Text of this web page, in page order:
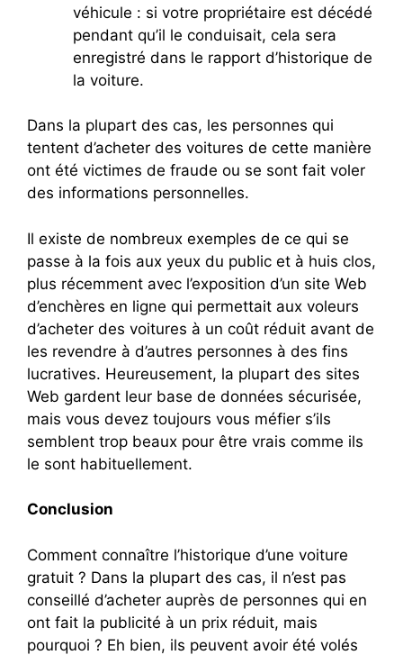
véhicule : si votre propriétaire est décédé
pendant qu’il le conduisait, cela sera
enregistré dans le rapport d’historique de
la voiture.
Dans la plupart des cas, les personnes qui
tentent d’acheter des voitures de cette manière
ont été victimes de fraude ou se sont fait voler
des informations personnelles.
Il existe de nombreux exemples de ce qui se
passe à la fois aux yeux du public et à huis clos,
plus récemment avec l’exposition d’un site Web
d’enchères en ligne qui permettait aux voleurs
d’acheter des voitures à un coût réduit avant de
les revendre à d’autres personnes à des fins
lucratives. Heureusement, la plupart des sites
Web gardent leur base de données sécurisée,
mais vous devez toujours vous méfier s’ils
semblent trop beaux pour être vrais comme ils
le sont habituellement.
Conclusion
Comment connaître l’historique d’une voiture
gratuit ? Dans la plupart des cas, il n’est pas
conseillé d’acheter auprès de personnes qui en
ont fait la publicité à un prix réduit, mais
pourquoi ? Eh bien, ils peuvent avoir été volés